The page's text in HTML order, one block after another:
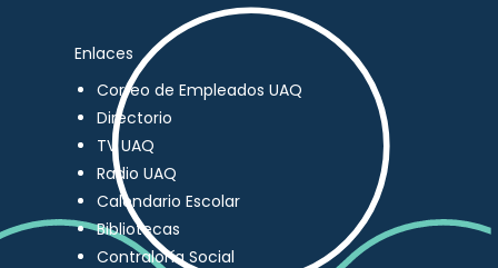
Enlaces
Correo de Empleados UAQ
Directorio
TV UAQ
Radio UAQ
Calendario Escolar
Bibliotecas
Contraloría Social